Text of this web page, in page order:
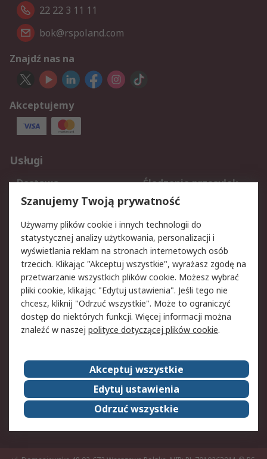
22 22 3 11 11
bok@rspoland.com
Znajdź nas na
Akceptujemy
Usługi
Dostawa
Śledzenie przesyłek
Reklamacje i zwroty
Rejestracja
Aspekty prawne
Bezpieczeństwo e-
maila
Polityka dotycząca
plików cookie
Polityka prywatności
Użytkowanie witryny
Zastrzeżenia prawne
Warunki Sprzedaży
Kontakt
O firmie RS
RS na świecie
Kariera
Nagrody dla RS
ESG
Szanujemy Twoją prywatność
Używamy plików cookie i innych technologii do
statystycznej analizy użytkowania, personalizacji i
wyświetlania reklam na stronach internetowych osób
trzecich. Klikając "Akceptuj wszystkie", wyrażasz zgodę na
przetwarzanie wszystkich plików cookie. Możesz wybrać
pliki cookie, klikając "Edytuj ustawienia". Jeśli tego nie
chcesz, kliknij "Odrzuć wszystkie". Może to ograniczyć
dostęp do niektórych funkcji. Więcej informacji można
znaleźć w naszej polityce dotyczącej plików cookie.
Akceptuj wszystkie
Edytuj ustawienia
Odrzuć wszystkie